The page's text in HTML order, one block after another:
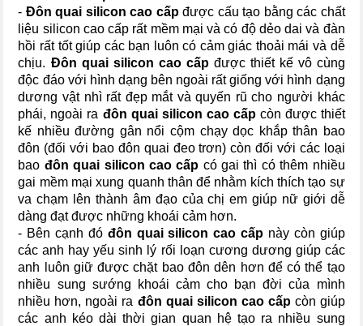
- Đôn quai silicon cao cấpđược cấu tạo bằng các chất
liệu silicon cao cấp rất mềm mại và có độ dẻo dai và đàn
hồi rất tốt giúp các bạn luôn có cảm giác thoải mái và dễ
chịu. Đôn quai silicon cao cấpđược thiết kế vô cùng
độc đáo với hình dạng bên ngoài rất giống với hình dạng
dương vật nhì rất đẹp mắt và quyến rũ cho người khác
phái, ngoài ra đôn quai silicon cao cấpcòn được thiết
kế nhiều đường gân nổi cộm chạy dọc khắp thân bao
đôn (đối với bao đôn quai đeo trơn) còn đối với các loại
bao đôn quai silicon cao cấp có gai thì có thêm nhiều
gai mềm mại xung quanh thân để nhằm kích thích tạo sự
va chạm lên thành âm đạo của chị em giúp nữ giới dễ
dàng đạt được những khoái cảm hơn.
- Bên cạnh đó đôn quai silicon cao cấp này còn giúp
các anh hay yếu sinh lý rối loạn cương dương giúp các
anh luôn giữ được chặt bao đôn dên hơn để có thể tạo
nhiều sung sướng khoái cảm cho bạn đời của mình
nhiều hơn, ngoài ra đôn quai silicon cao cấpcòn giúp
các anh kéo dài thời gian quan hệ tạo ra nhiều sung